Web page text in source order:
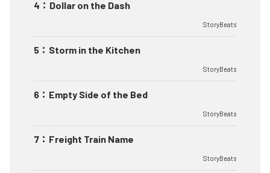
4 ： Dollar on the Dash
StoryBeats
5 ： Storm in the Kitchen
StoryBeats
6 ： Empty Side of the Bed
StoryBeats
7 ： Freight Train Name
StoryBeats